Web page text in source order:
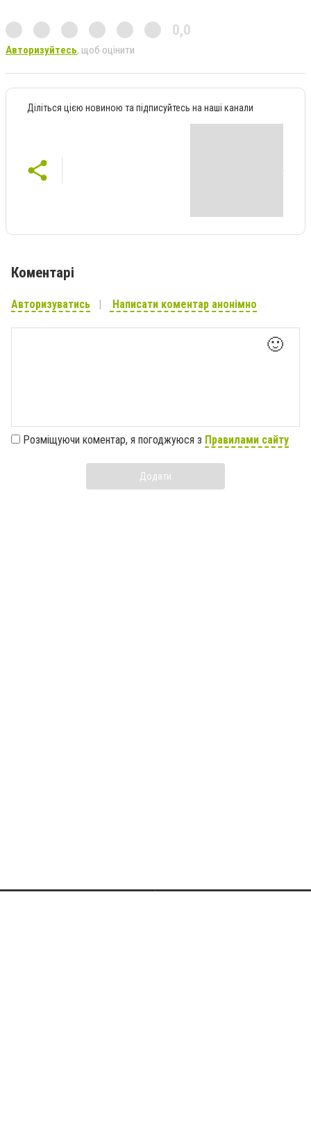
0,0
Авторизуйтесь, щоб оцінити
Діліться цією новиною та підписуйтесь на наші канали
Коментарі
Авторизуватись Написати коментар анонімно
🙂
Розміщуючи коментар, я погоджуюся з Правилами сайту
Додати